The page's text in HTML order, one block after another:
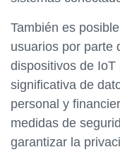
También es
usuarios por parte
dispositivos de IoT
significativa de
personal y
medidas de
garantizar la